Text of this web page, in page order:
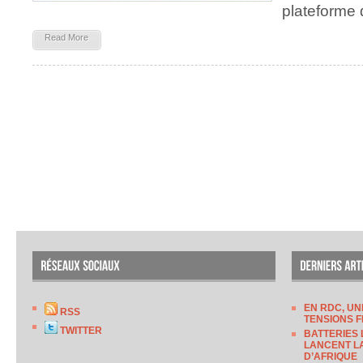
plateforme
Read More
RSS
TWITTER
EN RDC,
TENSIONS
BATTERIES
LANCENT
D’AFRIQUE